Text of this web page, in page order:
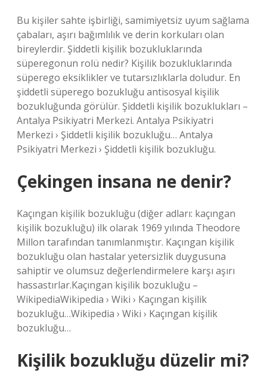
Bu kişiler sahte işbirliği, samimiyetsiz uyum sağlama
çabaları, aşırı bağımlılık ve derin korkuları olan
bireylerdir. Şiddetli kişilik bozukluklarında
süperegonun rolü nedir? Kişilik bozukluklarında
süperego eksiklikler ve tutarsızlıklarla doludur. En
şiddetli süperego bozukluğu antisosyal kişilik
bozukluğunda görülür. Şiddetli kişilik bozuklukları –
Antalya Psikiyatri Merkezi. Antalya Psikiyatri
Merkezi › Şiddetli kişilik bozukluğu… Antalya
Psikiyatri Merkezi › Şiddetli kişilik bozukluğu.
Çekingen insana ne denir?
Kaçıngan kişilik bozukluğu (diğer adları: kaçıngan
kişilik bozukluğu) ilk olarak 1969 yılında Theodore
Millon tarafından tanımlanmıştır. Kaçıngan kişilik
bozukluğu olan hastalar yetersizlik duygusuna
sahiptir ve olumsuz değerlendirmelere karşı aşırı
hassastırlar.Kaçıngan kişilik bozukluğu –
WikipediaWikipedia › Wiki › Kaçıngan kişilik
bozukluğu…Wikipedia › Wiki › Kaçıngan kişilik
bozukluğu…
Kişilik bozukluğu düzelir mi?